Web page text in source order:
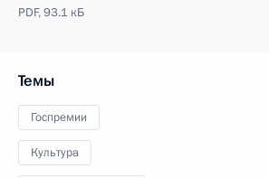
PDF,93.1 кБ
Темы
Госпремии
Культура